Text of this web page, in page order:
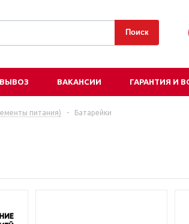
ВАКАНСИИ ГАРАНТИЯ И
питания) - Батарейки